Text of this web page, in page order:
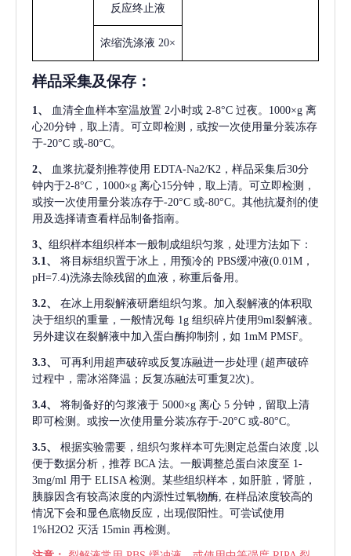
反应终止液
浓缩洗涤液 20×
样品采集及保存 ：
1、 血清全血样本室温放置 2小时或 2-8°C 过夜。1000×g 离
心20分钟，取上清。可立即检测，或按一次使用量分装冻存
于-20°C 或-80°C。
2、 血浆抗凝剂推荐使用 EDTA-Na2/K2，样品采集后30分
钟内于2-8°C，1000×g 离心15分钟，取上清。可立即检测，
或按一次使用量分装冻存于-20°C 或-80°C。其他抗凝剂的使
用及选择请查看样品制备指南。
3、 组织样本组织样本一般制成组织匀浆，处理方法如下：
3.1、
将目标组织置于冰上，用预冷的 PBS缓冲液(0.01M，
pH=7.4)洗涤去除残留的血液，称重后备用。
3.2、
在冰上用裂解液研磨组织匀浆。加入裂解液的体积取
决于组织的重量，一般情况每 1g 组织碎片使用9ml裂解液。
另外建议在裂解液中加入蛋白酶抑制剂，如 1mM PMSF。
3.3、 可再利用超声破碎或反复冻融进一步处理 (超声破碎
过程中，需冰浴降温；反复冻融法可重复2次)。
3.4、 将制备好的匀浆液于 5000×g 离心 5 分钟，留取上清
即可检测。或按一次使用量分装冻存于-20°C 或-80°C。
3.5、 根据实验需要，组织匀浆样本可先测定总蛋白浓度 ,以
便于数据分析，推荐 BCA 法。一般调整总蛋白浓度至 1-
3mg/ml 用于 ELISA 检测。某些组织样本，如肝脏，肾脏，
胰腺因含有较高浓度的内源性过氧物酶, 在样品浓度较高的
情况下会和显色底物反应，出现假阳性。可尝试使用
1%H2O2 灭活 15min 再检测。